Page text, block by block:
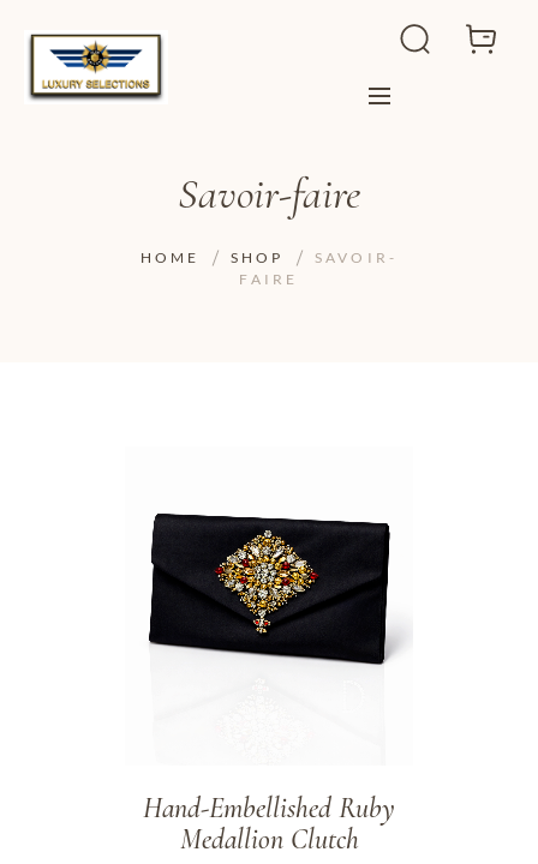
Savoir-faire
HOME SHOP
SAVOIR-
FAIRE
Hand-Embellished Ruby
Medallion Clutch